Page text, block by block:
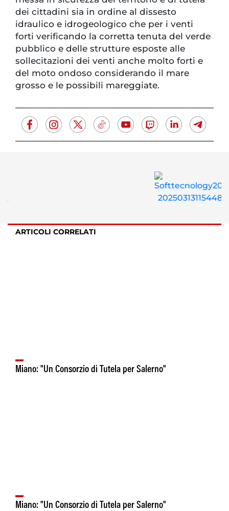
dei cittadini sia in ordine al dissesto
idraulico e idrogeologico che per i venti
forti verificando la corretta tenuta del verde
pubblico e delle strutture esposte alle
sollecitazioni dei venti anche molto forti e
del moto ondoso considerando il mare
grosso e le possibili mareggiate.
ARTICOLI CORRELATI
Miano: "Un Consorzio di Tutela per Salerno"
Miano: "Un Consorzio di Tutela per Salerno"